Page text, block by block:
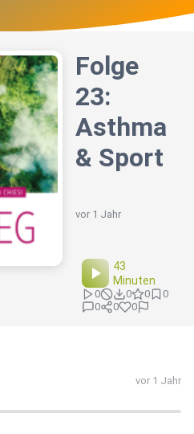
Folge
23:
Asthma
& Sport
vor 1 Jahr
43
Minuten
0 0 0
0
0
0 0
vor 1 Jahr